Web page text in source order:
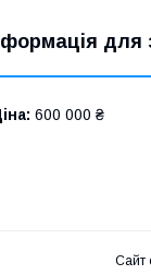
для
600 000 ₴
Сайт